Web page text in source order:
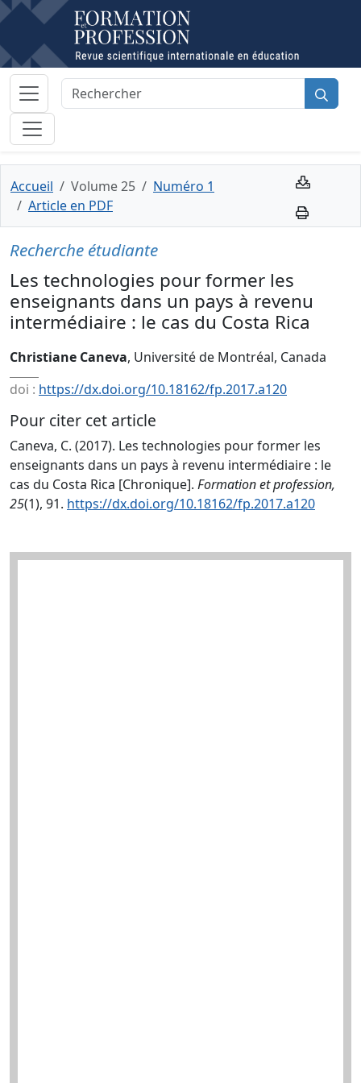
Accueil Volume 25
Numéro 1
Article en PDF
Recherche étudiante
Les technologies pour former les
enseignants dans un pays à revenu
intermédiaire : le cas du Costa Rica
Christiane Caneva, Université de Montréal, Canada
doi : https://dx.doi.org/10.18162/fp.2017.a120
Pour citer cet article
Caneva, C. (2017). Les technologies pour former les
enseignants dans un pays à revenu intermédiaire : le
cas du Costa Rica [Chronique]. Formation et profession,
25(1), 91. https://dx.doi.org/10.18162/fp.2017.a120